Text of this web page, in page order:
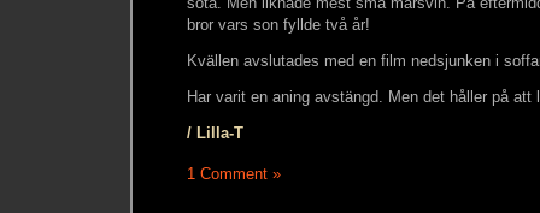
bror vars son fyllde två år!
Kvällen avslutades med en film nedsjunken i
Har varit en aning avstängd. Men det håller på att
/ Lilla-T
1 Comment »